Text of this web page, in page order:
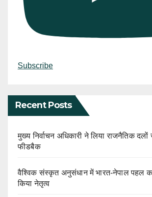
Subscribe
Recent Posts
मुख्य निर्वाचन अधिकारी ने लिया राजनैतिक
फीडबैक
वैश्विक संस्कृत अनुसंधान में भारत-नेपाल पहल
किया नेतृत्व